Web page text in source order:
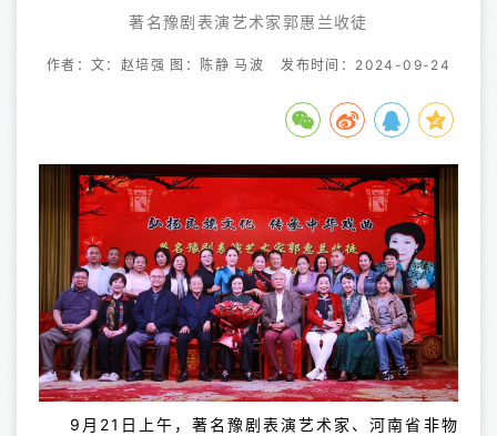
著名豫剧表演艺术家郭惠兰收徒
作者：文：赵培强 图：陈静 马波 发布时间：2024-09-24
9月21日上午，著名豫剧表演艺术家、河南省非物